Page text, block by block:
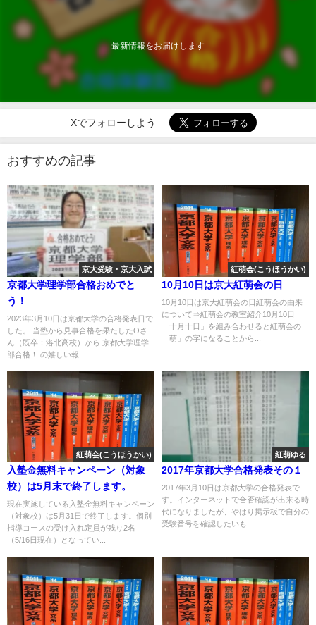
最新情報をお届けします
Xでフォローしよう
おすすめの記事
京大受験・京大入試
京都大学理学部合格おめでと
う！
2023年3月10日は京都大学の合格発表日で
した。 当塾から見事合格を果たしたOさ
ん（既卒：洛北高校）から 京都大学理学
部合格！ の嬉しい報...
紅萌会(こうほうかい)
10月10日は京大紅萌会の日
10月10日は京大紅萌会の日紅萌会の由来
について⇒紅萌会の教室紹介10月10日
「十月十日」を組み合わせると紅萌会の
「萌」の字になることから...
紅萌会(こうほうかい)
入塾金無料キャンペーン（対象
校）は5月末で終了します。
現在実施している入塾金無料キャンペーン
（対象校）は5月31日で終了します。個別
指導コースの受け入れ定員が残り2名
（5/16日現在）となってい...
紅萌ゆる
2017年京都大学合格発表その１
2017年3月10日は京都大学の合格発表で
す。インターネットで合否確認が出来る時
代になりましたが、やはり掲示板で自分の
受験番号を確認したいも...